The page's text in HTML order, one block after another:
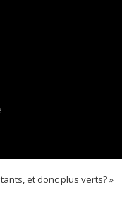
et donc plus verts? »